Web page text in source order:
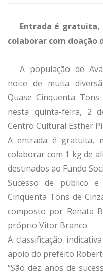
Entrada é gratuita,
colaborar com doação
A população de
noite de muita
Quase Cinquenta
nesta quinta-feira, 2
Centro Cultural Esther
A entrada é gratuita,
colaborar com 1 kg de
destinados ao Fundo
Sucesso de público
Cinquenta Tons de
composto por Renata
próprio Vitor Branco.
A classificação
apoio do prefeito
“São dez anos de